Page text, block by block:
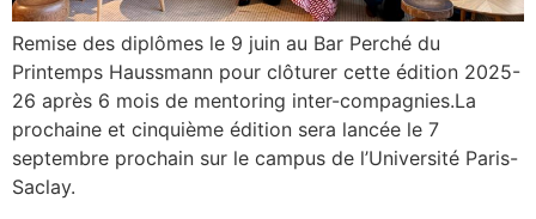
Remise des diplômes le 9 juin au Bar Perché du
Printemps Haussmann pour clôturer cette édition 2025-
26 après 6 mois de mentoring inter-compagnies.La
prochaine et cinquième édition sera lancée le 7
septembre prochain sur le campus de l’Université Paris-
Saclay.